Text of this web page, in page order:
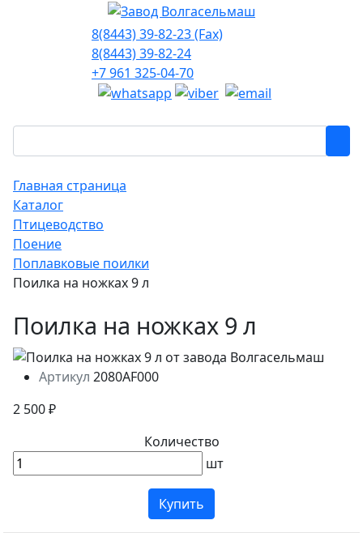
8(8443) 39-82-23 (Fax)
8(8443) 39-82-24
+7 961 325-04-70
Главная страница
Каталог
Птицеводство
Поение
Поплавковые поилки
Поилка на ножках 9 л
Поилка на ножках 9 л
Артикул 2080AF000
2 500 ₽
Количество
шт
Купить